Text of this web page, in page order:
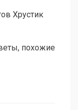
Хрустик
похожие